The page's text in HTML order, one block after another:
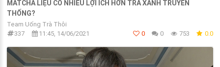
MATCHA LIỆU CÓ NHIỀU LỢI ÍCH HƠN TRÀ XANH TRUYỀN
THỐNG?
Team Uống Trà Thôi
337
11:45, 14/06/2021 0 0 753 0.0